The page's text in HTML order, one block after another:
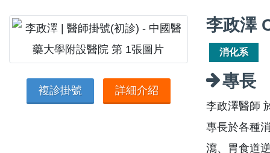
複診掛號 詳細介紹
李政澤
消化系
專長
李政澤醫師
專長於各種
瀉、胃食道